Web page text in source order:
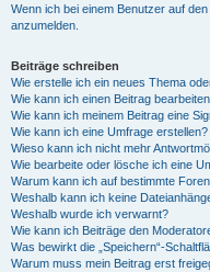
Wenn ich bei einem Benutzer auf
anzumelden.
Beiträge schreiben
Wie erstelle ich ein neues Thema
Wie kann ich einen Beitrag
Wie kann ich meinem Beitrag eine
Wie kann ich eine Umfrage erstellen?
Wieso kann ich nicht mehr
Wie bearbeite oder lösche ich eine
Warum kann ich auf bestimmte
Weshalb kann ich keine
Weshalb wurde ich verwarnt?
Wie kann ich Beiträge den
Was bewirkt die „Speichern“-
Warum muss mein Beitrag erst